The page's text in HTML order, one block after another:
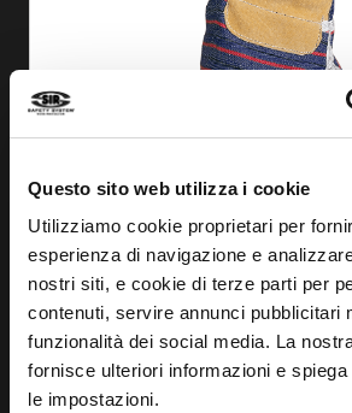
Questo sito web utilizza i cookie
Utilizziamo cookie proprietari per
esperienza di navigazione e
nostri siti, e cookie di terze parti per
contenuti, servire annunci pubblicitari
funzionalità dei social media. La
fornisce ulteriori informazioni e
le impostazioni.
HANDSCHUH SPARTA
MA1123